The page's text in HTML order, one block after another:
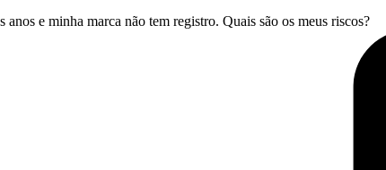
anos e minha marca não tem registro. Quais são os meus riscos?